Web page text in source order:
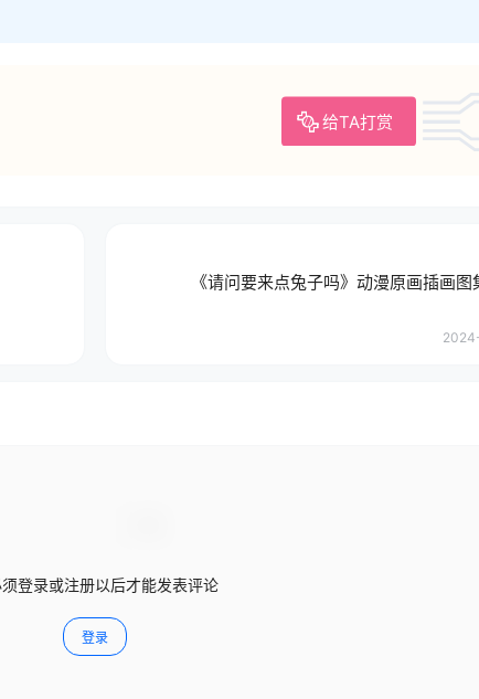
给TA打赏
《请问要来点兔子吗》动漫原画插画图
登录或注册以后才能发表评论
登录